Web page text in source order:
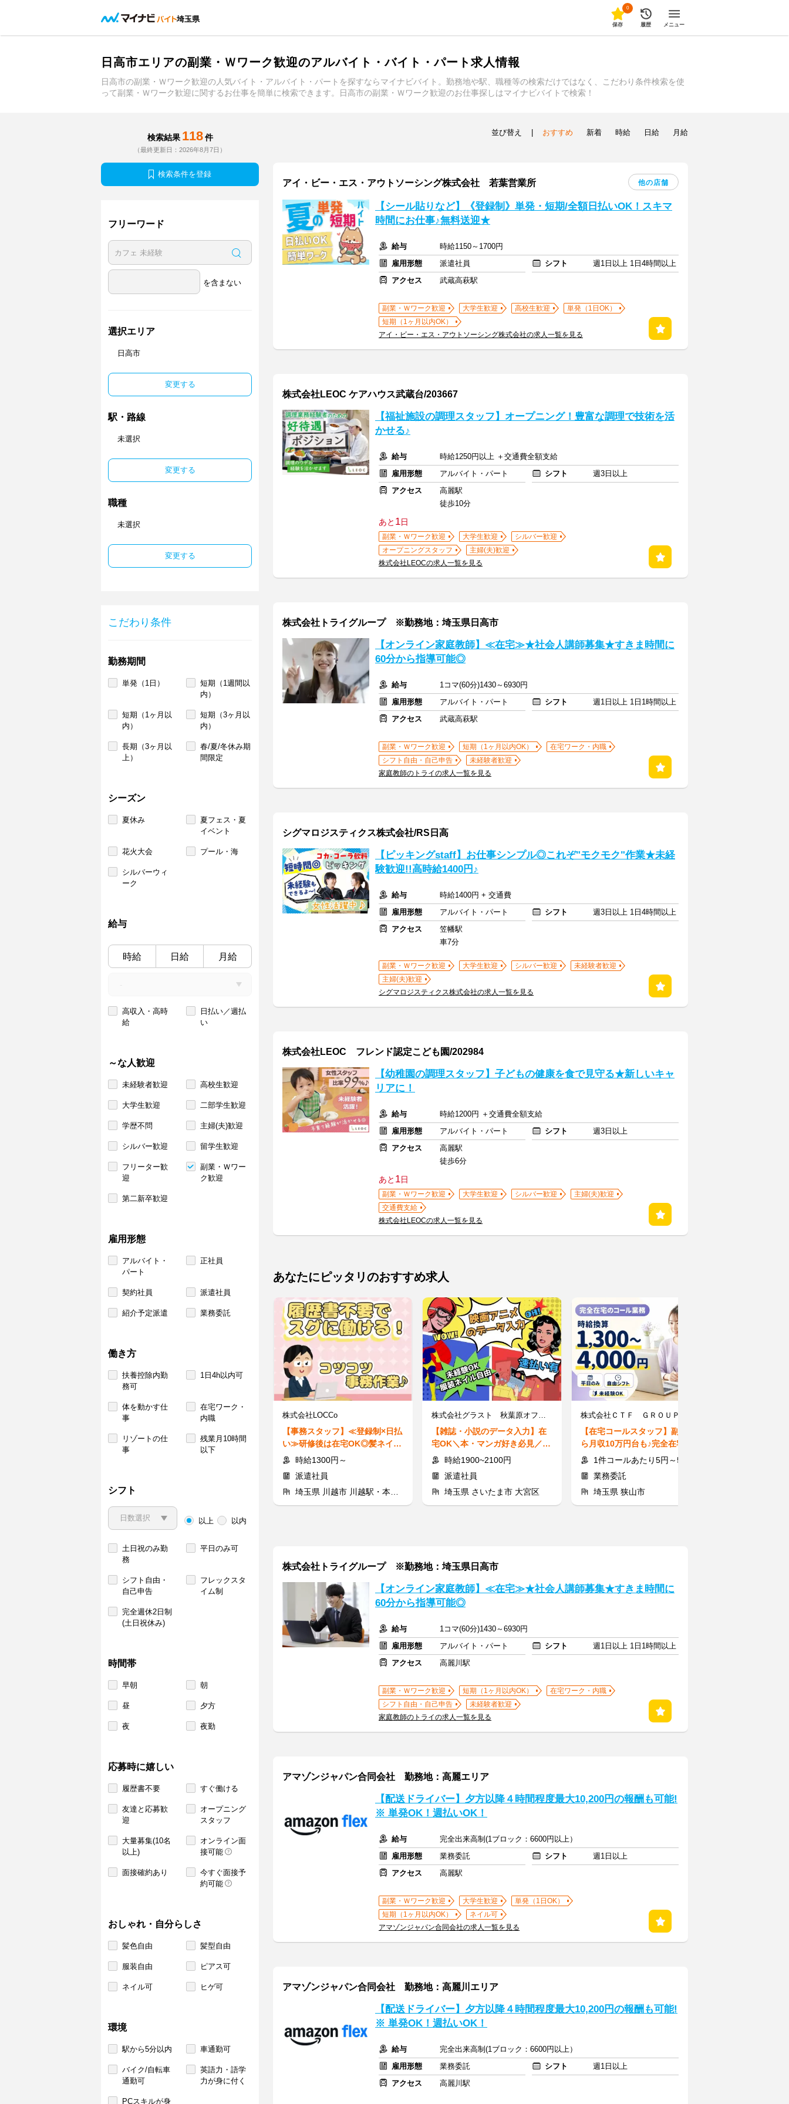
埼玉県
0
保存 履歴 メニュー
日高市エリアの副業・Ｗワーク歓迎のアルバイト・バイト・パート求人情報
日高市の副業・Ｗワーク歓迎の人気バイト・アルバイト・パートを探すならマイナビバイト。勤務地や駅、職種等の検索だけではなく、こだわり条件検索を使
って副業・Ｗワーク歓迎に関するお仕事を簡単に検索できます。日高市の副業・Ｗワーク歓迎のお仕事探しはマイナビバイトで検索！
検索結果 118 件
（最終更新日：2026年8月7日）
検索条件を登録
フリーワード
を含まない
選択エリア
日高市
変更する
駅・路線
未選択
変更する
職種
未選択
変更する
こだわり条件
勤務期間
単発（1日）
短期（1週間以
内）
短期（1ヶ月以
内）
短期（3ヶ月以
内）
長期（3ヶ月以
上）
春/夏/冬休み期
間限定
シーズン
夏休み
夏フェス・夏
イベント
花火大会 プール・海
シルバーウィ
ーク
給与
時給 日給 月給
高収入・高時
給
日払い／週払
い
～な人歓迎
未経験者歓迎 高校生歓迎
大学生歓迎 二部学生歓迎
学歴不問 主婦(夫)歓迎
シルバー歓迎 留学生歓迎
フリーター歓
迎
副業・Ｗワー
ク歓迎
第二新卒歓迎
雇用形態
アルバイト・
パート
正社員
契約社員 派遣社員
紹介予定派遣 業務委託
働き方
扶養控除内勤
務可
1日4h以内可
体を動かす仕
事
在宅ワーク・
内職
リゾートの仕
事
残業月10時間
以下
シフト
以上 以内
土日祝のみ勤
務
平日のみ可
シフト自由・
自己申告
フレックスタ
イム制
完全週休2日制
(土日祝休み)
時間帯
早朝 朝
昼 夕方
夜 夜勤
応募時に嬉しい
履歴書不要 すぐ働ける
友達と応募歓
迎
オープニング
スタッフ
大量募集(10名
以上)
オンライン面
接可能
面接確約あり
今すぐ面接予
約可能
おしゃれ・自分らしさ
髪色自由 髪型自由
服装自由 ピアス可
ネイル可 ヒゲ可
環境
駅から5分以内 車通勤可
バイク/自転車
通勤可
英語力・語学
力が身に付く
PCスキルが身
並び替え おすすめ 新着 時給 日給 月給
アイ・ビー・エス・アウトソーシング株式会社 若葉営業所 他の店舗
【シール貼りなど】《登録制》単発・短期/全額日払いOK！スキマ
時間にお仕事♪無料送迎★
給与
時給1150～1700円
雇用形態
派遣社員 シフト
週1日以上 1日4時間以上
アクセス
武蔵高萩駅
副業・Ｗワーク歓迎 大学生歓迎 高校生歓迎
単発（1日OK）
短期（1ヶ月以内OK）
アイ・ビー・エス・アウトソーシング株式会社の求人一覧を見る
株式会社LEOC ケアハウス武蔵台/203667
【福祉施設の調理スタッフ】オープニング！豊富な調理で技術を活
かせる♪
給与
時給1250円以上 ＋交通費全額支給
雇用形態
アルバイト・パート シフト
週3日以上
アクセス
高麗駅
徒歩10分
あと 1日
副業・Ｗワーク歓迎 大学生歓迎
シルバー歓迎
オープニングスタッフ
主婦(夫)歓迎
株式会社LEOCの求人一覧を見る
株式会社トライグループ ※勤務地：埼玉県日高市
【オンライン家庭教師】≪在宅≫★社会人講師募集★すきま時間に
60分から指導可能◎
給与
1コマ(60分)1430～6930円
雇用形態
アルバイト・パート シフト
週1日以上 1日1時間以上
アクセス
武蔵高萩駅
副業・Ｗワーク歓迎 短期（1ヶ月以内OK）
在宅ワーク・内職
シフト自由・自己申告
未経験者歓迎
家庭教師のトライの求人一覧を見る
シグマロジスティクス株式会社/RS日高
【ピッキングstaff】お仕事シンプル◎これぞ"モクモク"作業★未経
験歓迎!!高時給1400円♪
給与
時給1400円 + 交通費
雇用形態
アルバイト・パート シフト
週3日以上 1日4時間以上
アクセス
笠幡駅
車7分
副業・Ｗワーク歓迎 大学生歓迎 シルバー歓迎
未経験者歓迎
主婦(夫)歓迎
シグマロジスティクス株式会社の求人一覧を見る
株式会社LEOC フレンド認定こども園/202984
【幼稚園の調理スタッフ】子どもの健康を食で見守る★新しいキャ
リアに！
給与
時給1200円 ＋交通費全額支給
雇用形態
アルバイト・パート シフト
週3日以上
アクセス
高麗駅
徒歩6分
あと 1日
副業・Ｗワーク歓迎 大学生歓迎 シルバー歓迎
主婦(夫)歓迎
交通費支給
株式会社LEOCの求人一覧を見る
あなたにピッタリのおすすめ求人
株式会社LOCCo
【事務スタッフ】≪登録制×日払
い≫研修後は在宅OK◎髪ネイル
自由♪未経験歓迎！
時給1300円～
派遣社員
埼玉県 川越市 川越駅・本川越駅周辺
株式会社グラスト 秋葉原オフィス ※派遣先：大宮エリア akb
【雑誌・小説のデータ入力】在
宅OK＼本・マンガ好き必見／も
くもく入力♪日払いOK!登録制
時給1900~2100円
派遣社員
埼玉県 さいたま市 大宮区
株式会社ＣＴＦ ＧＲＯＵＰ
【在宅コールスタッフ】副業か
ら月収10万円台も♪完全在宅×時
給換算1,300～4,000円★
1件コールあたり5円～55円 ※時給換算1,300円～4,000円
業務委託
埼玉県 狭山市
株式会社トライグループ ※勤務地：埼玉県日高市
【オンライン家庭教師】≪在宅≫★社会人講師募集★すきま時間に
60分から指導可能◎
給与
1コマ(60分)1430～6930円
雇用形態
アルバイト・パート シフト
週1日以上 1日1時間以上
アクセス
高麗川駅
副業・Ｗワーク歓迎 短期（1ヶ月以内OK）
在宅ワーク・内職
シフト自由・自己申告
未経験者歓迎
家庭教師のトライの求人一覧を見る
アマゾンジャパン合同会社 勤務地：高麗エリア
【配送ドライバー】夕方以降４時間程度最大10,200円の報酬も可能!
※ 単発OK！週払いOK！
給与
完全出来高制(1ブロック：6600円以上）
雇用形態
業務委託 シフト
週1日以上
アクセス
高麗駅
副業・Ｗワーク歓迎 大学生歓迎
単発（1日OK）
短期（1ヶ月以内OK）
ネイル可
アマゾンジャパン合同会社の求人一覧を見る
アマゾンジャパン合同会社 勤務地：高麗川エリア
【配送ドライバー】夕方以降４時間程度最大10,200円の報酬も可能!
※ 単発OK！週払いOK！
給与
完全出来高制(1ブロック：6600円以上）
雇用形態
業務委託 シフト
週1日以上
アクセス
高麗川駅